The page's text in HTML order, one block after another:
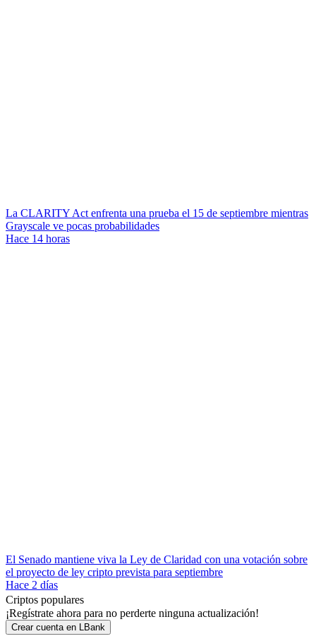
La CLARITY Act enfrenta una prueba el 15 de septiembre mientras
Grayscale ve pocas probabilidades
Hace 14 horas
El Senado mantiene viva la Ley de Claridad con una votación sobre
el proyecto de ley cripto prevista para septiembre
Hace 2 días
Criptos populares
¡Regístrate ahora para no perderte ninguna actualización!
Crear cuenta en LBank